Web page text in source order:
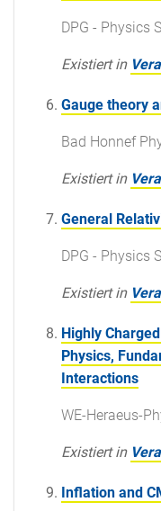
DPG - Physics
Existiert in
Gauge theory
Bad Honnef
Existiert in
General
DPG - Physics
Existiert in
Highly
Physics,
Interactions
WE-Heraeus-
Existiert in
Inflation and